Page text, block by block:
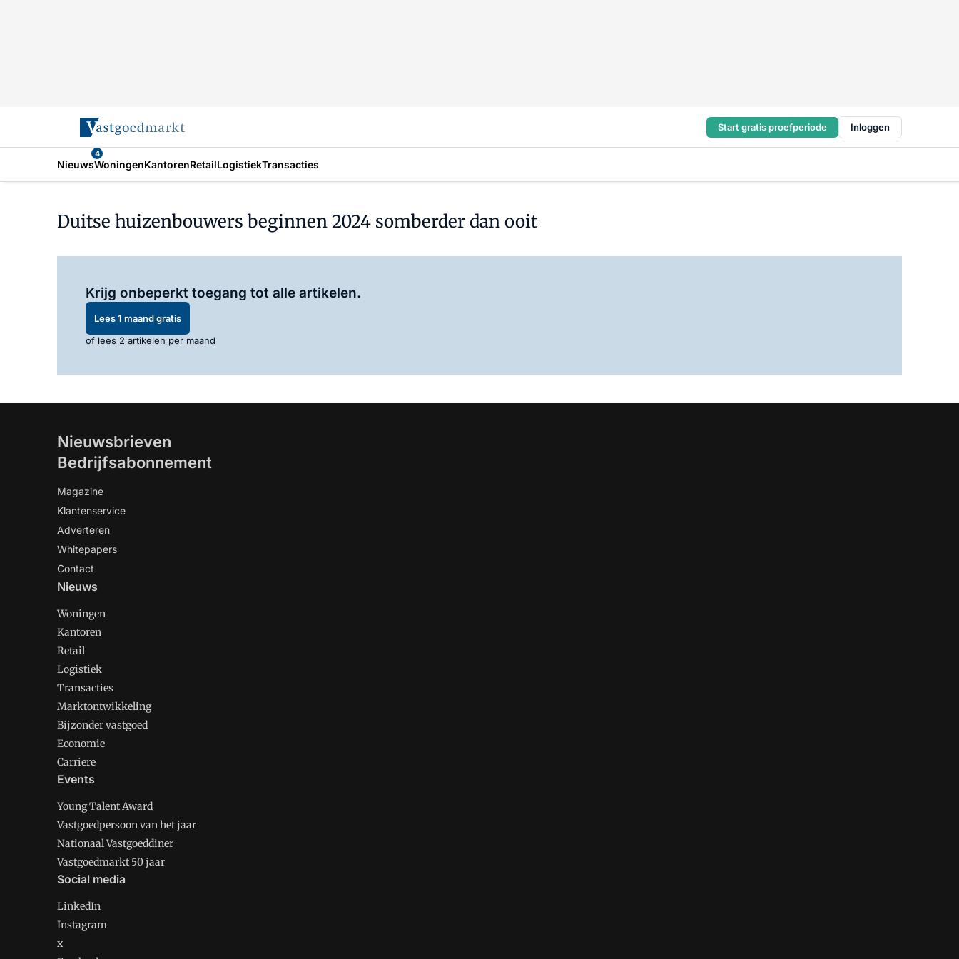
Start gratis proefperiode Inloggen
Nieuws
4
WoningenKantorenRetailLogistiekTransacties
Duitse huizenbouwers beginnen 2024 somberder dan ooit
Krijg onbeperkt toegang tot alle artikelen.
Lees 1 maand gratis
of lees 2 artikelen per maand
Nieuwsbrieven
Bedrijfsabonnement
Magazine
Klantenservice
Adverteren
Whitepapers
Contact
Nieuws
Woningen
Kantoren
Retail
Logistiek
Transacties
Marktontwikkeling
Bijzonder vastgoed
Economie
Carriere
Events
Young Talent Award
Vastgoedpersoon van het jaar
Nationaal Vastgoeddiner
Vastgoedmarkt 50 jaar
Social media
LinkedIn
Instagram
x